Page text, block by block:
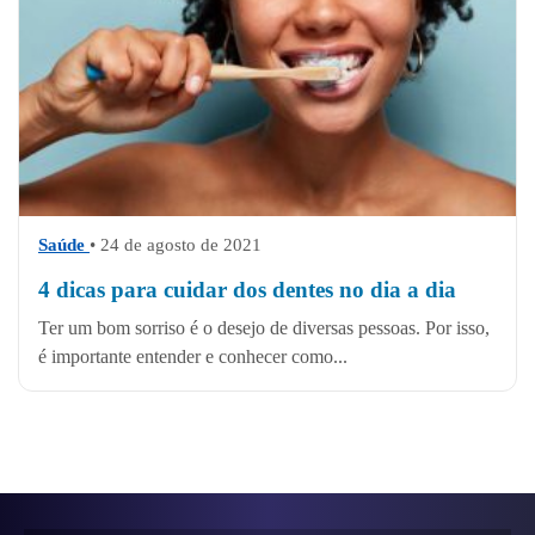
Saúde • 24 de agosto de 2021
4 dicas para cuidar dos dentes no dia a dia
Ter um bom sorriso é o desejo de diversas pessoas. Por isso,
é importante entender e conhecer como...